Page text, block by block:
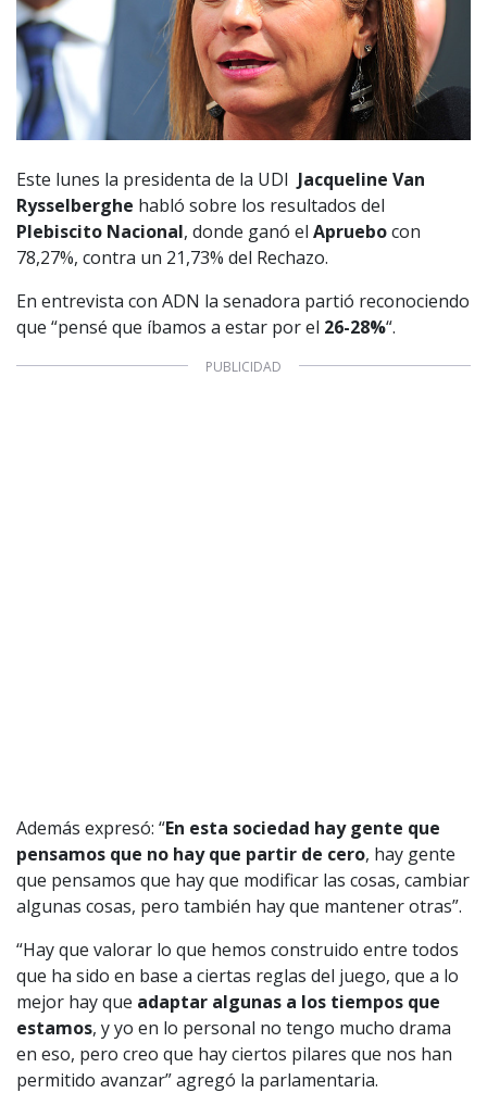
Este lunes la presidenta de la UDI Jacqueline Van
Rysselberghe habló sobre los resultados del
Plebiscito Nacional, donde ganó el Apruebocon
78,27%, contra un 21,73% del Rechazo.
En entrevista con ADN la senadora partió reconociendo
que “pensé que íbamos a estar por el 26-28%“.
Además expresó: “En esta sociedad hay gente que
pensamos que no hay que partir de cero, hay gente
que pensamos que hay que modificar las cosas, cambiar
algunas cosas, pero también hay que mantener otras”.
“Hay que valorar lo que hemos construido entre todos
que ha sido en base a ciertas reglas del juego, que a lo
mejor hay que adaptar algunas a los tiempos que
estamos, y yo en lo personal no tengo mucho drama
en eso, pero creo que hay ciertos pilares que nos han
permitido avanzar” agregó la parlamentaria.